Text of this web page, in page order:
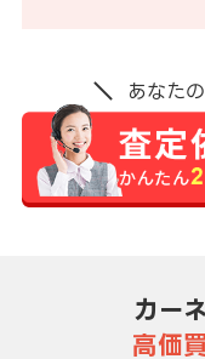
あなた
カー
高価